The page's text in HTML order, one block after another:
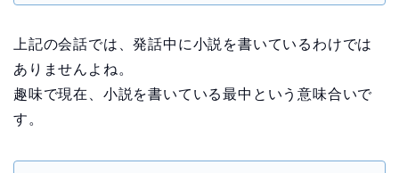
上記の会話では、発話中に小説を書いているわけでは
ありませんよね。
趣味で現在、小説を書いている最中という意味合いで
す。